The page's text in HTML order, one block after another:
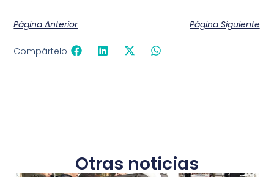
Página Anterior Página Siguiente
Compártelo:
Otras noticias